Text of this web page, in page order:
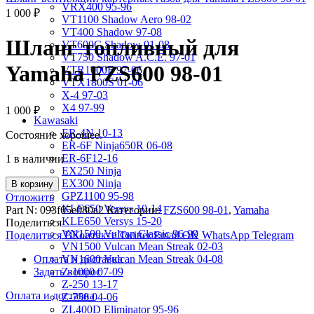
VRX400 95-96
VT1100 Shadow Aero 98-02
VT400 Shadow 97-08
VT600C Shadow 01-08
VT750 Shadow A.C.E. 97-01
VTR1000F 97-06
VTX1800S 01-06
X-4 97-03
X4 97-99
Kawasaki
ER-4N 10-13
ER-6F Ninja650R 06-08
ER-6F12-16
EX250 Ninja
EX300 Ninja
GPZ1100 95-98
KLE650 Versys 10-14
KLE650 Versys 15-20
VN1500 Vulcan Classic 96-99
VN1500 Vulcan Mean Streak 02-03
VN1600 Vulcan Mean Streak 04-08
Z-1000 07-09
Z-250 13-17
Z-750 04-06
ZL400D Eliminator 95-96
1 000 ₽
Шланг топливный для
Yamaha FZS600 98-01
1 000 ₽
Состояние хорошее.
1 в наличии
В корзину
Отложить
Part N: 093f65e080a2 Категории:FZS600 98-01 , Yamaha
Поделиться
Поделиться ВКонтакте Twitter Email OK WhatsApp Telegram
Оплата и доставка
Задать вопрос
Оплата и доставка